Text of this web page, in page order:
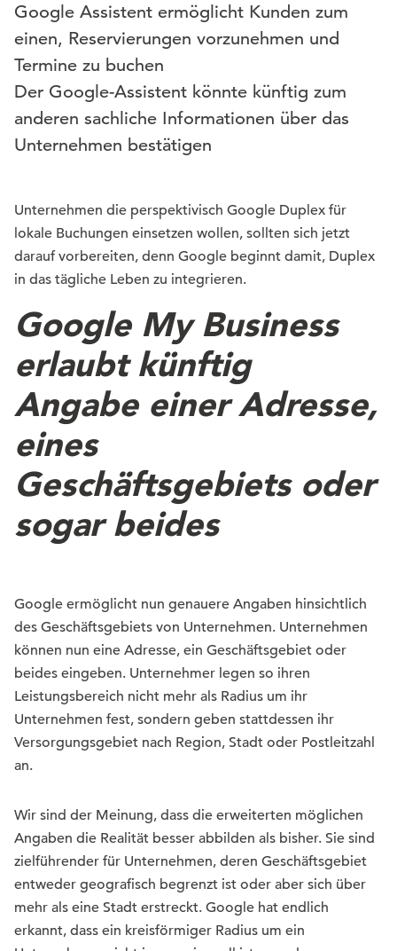
Google Assistent ermöglicht Kunden zum
einen, Reservierungen vorzunehmen und
Termine zu buchen
Der Google-Assistent könnte künftig zum
anderen sachliche Informationen über das
Unternehmen bestätigen
Unternehmen die perspektivisch Google Duplex für
lokale Buchungen einsetzen wollen, sollten sich jetzt
darauf vorbereiten, denn Google beginnt damit, Duplex
in das tägliche Leben zu integrieren.
Google My Business
erlaubt künftig
Angabe einer Adresse,
eines
Geschäftsgebiets oder
sogar beides
Google ermöglicht nun genauere Angaben hinsichtlich
des Geschäftsgebiets von Unternehmen. Unternehmen
können nun eine Adresse, ein Geschäftsgebiet oder
beides eingeben. Unternehmer legen so ihren
Leistungsbereich nicht mehr als Radius um ihr
Unternehmen fest, sondern geben stattdessen ihr
Versorgungsgebiet nach Region, Stadt oder Postleitzahl
an.
Wir sind der Meinung, dass die erweiterten möglichen
Angaben die Realität besser abbilden als bisher. Sie sind
zielführender für Unternehmen, deren Geschäftsgebiet
entweder geografisch begrenzt ist oder aber sich über
mehr als eine Stadt erstreckt. Google hat endlich
erkannt, dass ein kreisförmiger Radius um ein